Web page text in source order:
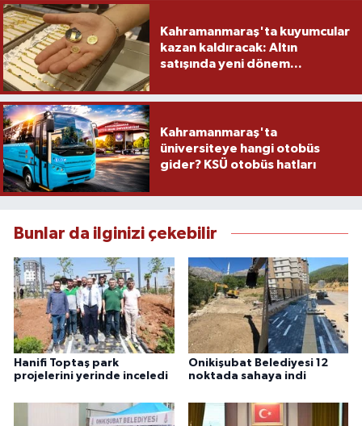
Kahramanmaraş'ta kuyumcular
kazan kaldıracak: Altın
satışında yeni dönem...
Kahramanmaraş'ta
üniversiteye hangi otobüs
gider? KSÜ otobüs hatları
Bunlar da ilginizi çekebilir
Hanifi Toptaş park
projelerini yerinde inceledi
Onikişubat Belediyesi 12
noktada sahaya indi